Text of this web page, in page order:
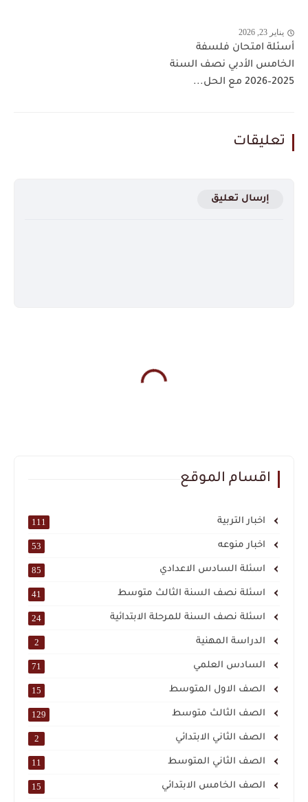
يناير 23, 2026
أسئلة امتحان فلسفة
الخامس الأدبي نصف السنة
2025–2026 مع الحل...
تعليقات
إرسال تعليق
اقسام الموقع
اخبار التربية 111
اخبار منوعه 53
اسئلة السادس الاعدادي 85
اسئلة نصف السنة الثالث متوسط 41
اسئلة نصف السنة للمرحلة الابتدائية 24
الدراسة المهنية 2
السادس العلمي 71
الصف الاول المتوسط 15
الصف الثالث متوسط 129
الصف الثاني الابتدائي 2
الصف الثاني المتوسط 11
الصف الخامس الابتدائي 15